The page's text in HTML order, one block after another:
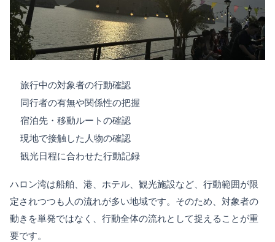
旅行中の対象者の行動確認
同行者の有無や関係性の把握
宿泊先・移動ルートの確認
現地で接触した人物の確認
観光日程に合わせた行動記録
ハロン湾は船舶、港、ホテル、観光施設など、行動範囲が限
定されつつも人の流れが多い地域です。そのため、対象者の
動きを単発ではなく、行動全体の流れとして捉えることが重
要です。